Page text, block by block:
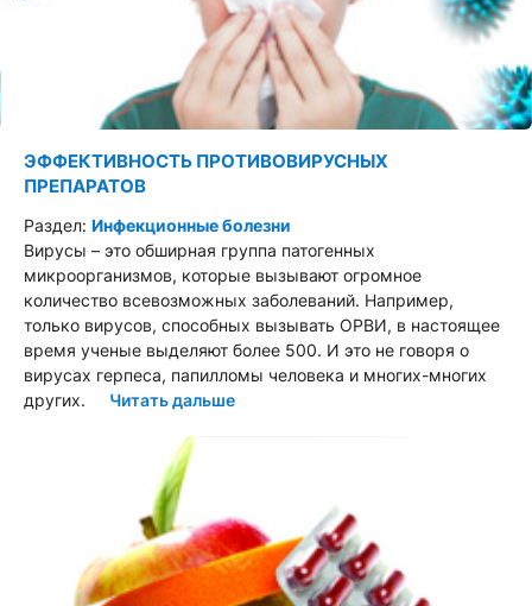
ЭФФЕКТИВНОСТЬ ПРОТИВОВИРУСНЫХ
ПРЕПАРАТОВ
Раздел: Инфекционные болезни
Вирусы – это обширная группа патогенных
микроорганизмов, которые вызывают огромное
количество всевозможных заболеваний. Например,
только вирусов, способных вызывать ОРВИ, в настоящее
время ученые выделяют более 500. И это не говоря о
вирусах герпеса, папилломы человека и многих-многих
других. Читать дальше